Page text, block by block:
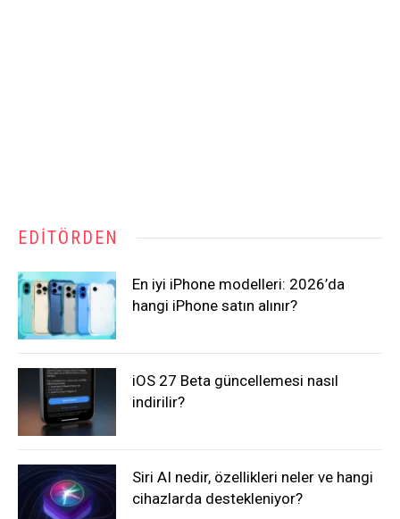
EDITÖRDEN
En iyi iPhone modelleri: 2026’da
hangi iPhone satın alınır?
iOS 27 Beta güncellemesi nasıl
indirilir?
Siri AI nedir, özellikleri neler ve hangi
cihazlarda destekleniyor?